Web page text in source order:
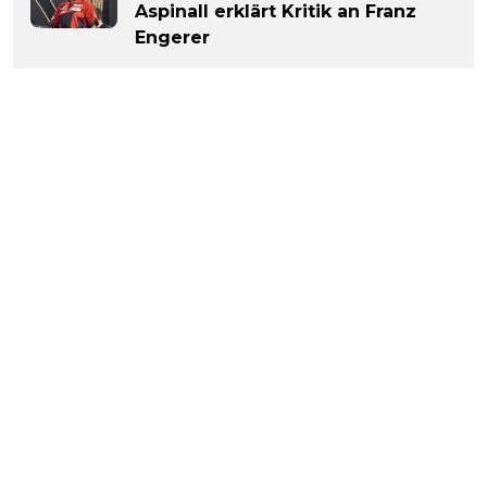
Aspinall erklärt Kritik an Franz
Engerer